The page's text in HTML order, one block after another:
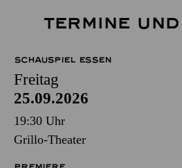
TERMINE
SCHAUSPIEL ESSEN
Freitag
25.09.2026
19:30 Uhr
Grillo-Theater